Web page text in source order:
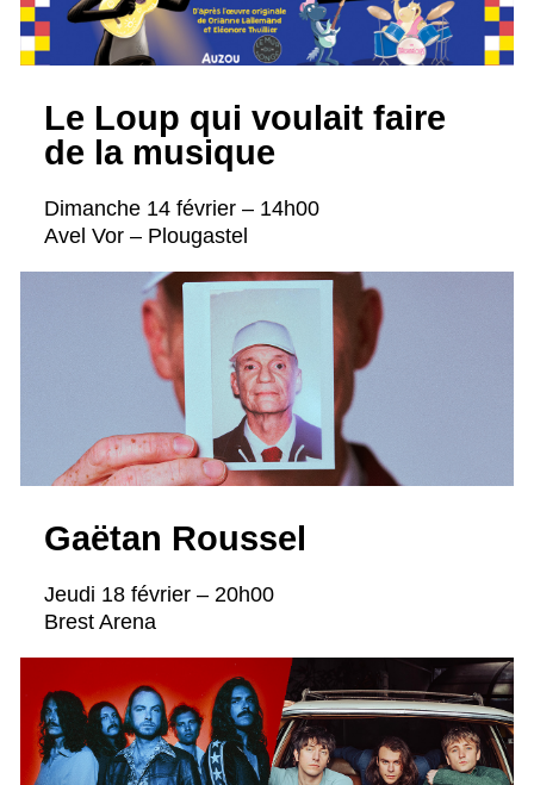
Le Loup qui voulait faire
de la musique
Dimanche 14 février – 14h00
Avel Vor – Plougastel
Gaëtan Roussel
Jeudi 18 février – 20h00
Brest Arena